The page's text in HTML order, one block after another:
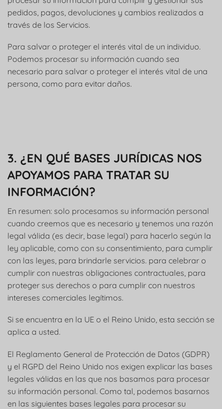
pedidos, pagos, devoluciones y cambios realizados a
través de los Servicios.
Para salvar o proteger el interés vital de un individuo.
Podemos procesar su información cuando sea
necesario para salvar o proteger el interés vital de una
persona, como para evitar daños.
3. ¿EN QUÉ BASES JURÍDICAS NOS
APOYAMOS PARA TRATAR SU
INFORMACIÓN?
En resumen: solo procesamos su información personal
cuando creemos que es necesario y tenemos una razón
legal válida (es decir, base legal) para hacerlo según la
ley aplicable, como con su consentimiento, para cumplir
con las leyes, para brindarle servicios. para celebrar o
cumplir con nuestras obligaciones contractuales, para
proteger sus derechos o para cumplir con nuestros
intereses comerciales legítimos.
Si se encuentra en la UE o el Reino Unido, esta sección se
aplica a usted.
El Reglamento General de Protección de Datos (GDPR)
y el RGPD del Reino Unido nos exigen explicar las bases
legales válidas en las que nos basamos para procesar
su información personal. Como tal, podemos basarnos
en las siguientes bases legales para procesar su